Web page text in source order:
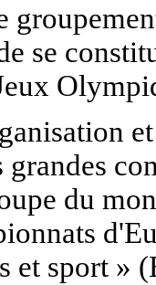
se
grandes
du
et sport »